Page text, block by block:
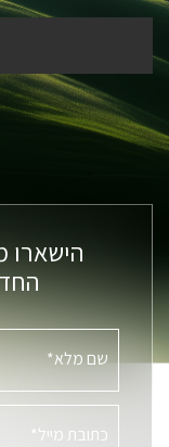
הישארו
שם מלא*
כתובת מייל*